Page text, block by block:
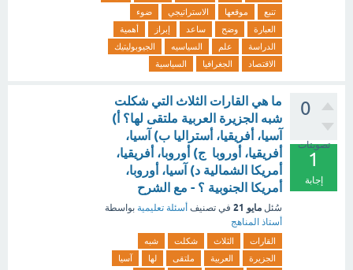
تنبع
موقعها الاستراتيجي
ضوء
العبارة
وضح ساعد إبراز
أهمية
الدراسة
علم السياسيه
الجيوبوليتيك
الاقتصاد
الجغرافيا السياسية
0
تصويتات
1
إجابة
ما هي القارات الثلاث التي شكلت
شبه الجزيرة العربية ملتقى لها؟ أ)
آسيا، أفريقيا، أستراليا ب) آسيا،
أفريقيا، أوروبا ج) أوروبا، أفريقيا،
أمريكا الشمالية د) آسيا، أوروبا،
أمريكا الجنوبية ؟ - مع الشرح
سُئل مايو 21 في تصنيف أسئلة تعليمية بواسطة
أستاذ المناهج
القارات الثلاث شكلت
شبه
الجزيرة
العربية ملتقى لها
آسيا